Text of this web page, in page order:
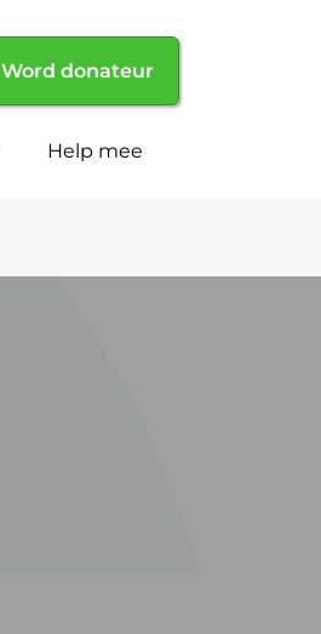
Word donateur
Help mee